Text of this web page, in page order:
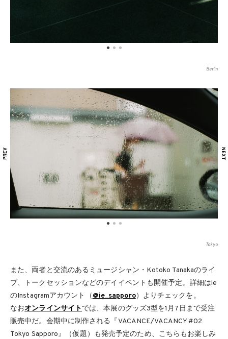
Berlin
Tokyo
また、両者と交流のあるミュージシャン・Kotoko Tanakaのライ
ブ、トークセッションなどのデイイベントも開催予定。詳細はie
のInstagramアカウント（@ie_sapporo）よりチェックを。
なおオンラインサイトでは、本展のグッズ3型を1月7日まで受注
販売中だ。会期中に制作される『VACANCE/VACANCY #02
Tokyo Sapporo』（仮題）も発売予定のため、こちらもお楽しみ